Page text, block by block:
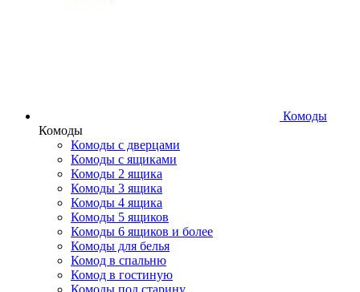
Комоды
Комоды
Комоды с дверцами
Комоды с ящиками
Комоды 2 ящика
Комоды 3 ящика
Комоды 4 ящика
Комоды 5 ящиков
Комоды 6 ящиков и более
Комоды для белья
Комод в спальню
Комод в гостиную
Комоды под старину